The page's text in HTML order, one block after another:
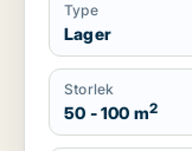
Type
Lager
Storlek
50 - 100 m2